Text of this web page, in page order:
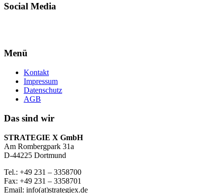
Social Media
Menü
Kontakt
Impressum
Datenschutz
AGB
Das sind wir
STRATEGIE X GmbH
Am Rombergpark 31a
D-44225 Dortmund
Tel.: +49 231 – 3358700
Fax: +49 231 – 3358701
Email: info(at)strategiex.de